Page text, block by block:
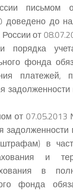
письмом
доведено до
от
порядка
фонда
платежей,
от
в
и
в
фонда